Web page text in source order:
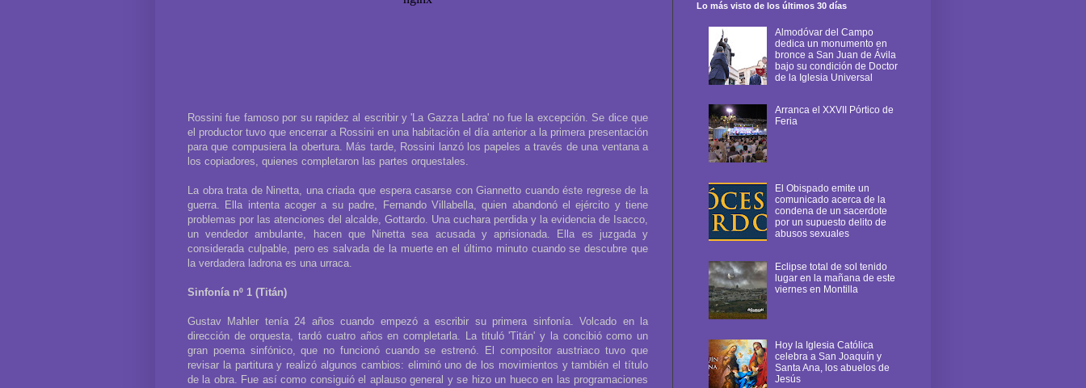
Rossini fue famoso por su rapidez al escribir y 'La Gazza Ladra' no fue la excepción. Se dice que
el productor tuvo que encerrar a Rossini en una habitación el día anterior a la primera presentación
para que compusiera la obertura. Más tarde, Rossini lanzó los papeles a través de una ventana a
los copiadores, quienes completaron las partes orquestales.
La obra trata de Ninetta, una criada que espera casarse con Giannetto cuando éste regrese de la
guerra. Ella intenta acoger a su padre, Fernando Villabella, quien abandonó el ejército y tiene
problemas por las atenciones del alcalde, Gottardo. Una cuchara perdida y la evidencia de Isacco,
un vendedor ambulante, hacen que Ninetta sea acusada y aprisionada. Ella es juzgada y
considerada culpable, pero es salvada de la muerte en el último minuto cuando se descubre que
la verdadera ladrona es una urraca.
Sinfonía nº 1 (Titán)
Gustav Mahler tenía 24 años cuando empezó a escribir su primera sinfonía. Volcado en la
dirección de orquesta, tardó cuatro años en completarla. La tituló 'Titán' y la concibió como un
gran poema sinfónico, que no funcionó cuando se estrenó. El compositor austriaco tuvo que
revisar la partitura y realizó algunos cambios: eliminó uno de los movimientos y también el título
de la obra. Fue así como consiguió el aplauso general y se hizo un hueco en las programaciones
Lo más visto de los últimos 30 días
Almodóvar del Campo
dedica un monumento en
bronce a San Juan de Ávila
bajo su condición de Doctor
de la Iglesia Universal
Arranca el XXVII Pórtico de
Feria
El Obispado emite un
comunicado acerca de la
condena de un sacerdote
por un supuesto delito de
abusos sexuales
Eclipse total de sol tenido
lugar en la mañana de este
viernes en Montilla
Hoy la Iglesia Católica
celebra a San Joaquín y
Santa Ana, los abuelos de
Jesús